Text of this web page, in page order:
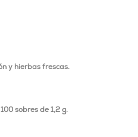
y hierbas frescas.
sobres de 1,2 g.